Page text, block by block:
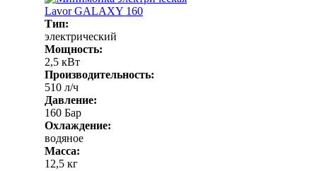
Тип:
электрический
Мощность:
2,5 кВт
Производительность:
510 л/ч
Давление:
160 Бар
Охлаждение:
водяное
Масса:
12,5 кг